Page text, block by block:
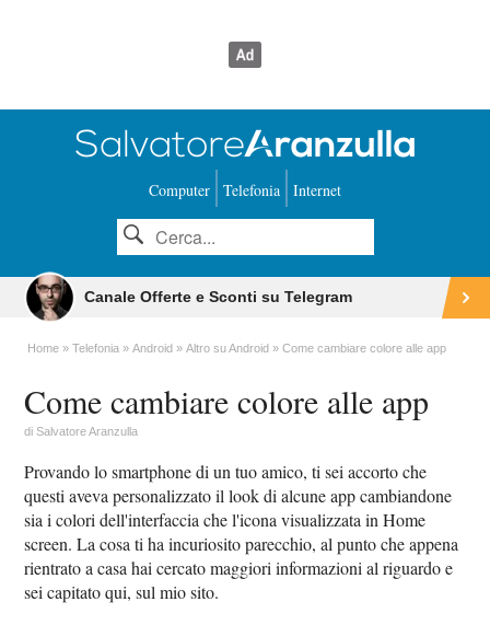
Computer Telefonia Internet
Canale Offerte e Sconti su Telegram
Home Telefonia Android Altro su Android Come cambiare colore alle app
Come cambiare colore alle app
diSalvatore Aranzulla
Provando lo smartphone di un tuo amico, ti sei accorto che
questi aveva personalizzato il look di alcune app cambiandone
sia i colori dell'interfaccia che l'icona visualizzata in Home
screen. La cosa ti ha incuriosito parecchio, al punto che appena
rientrato a casa hai cercato maggiori informazioni al riguardo e
sei capitato qui, sul mio sito.